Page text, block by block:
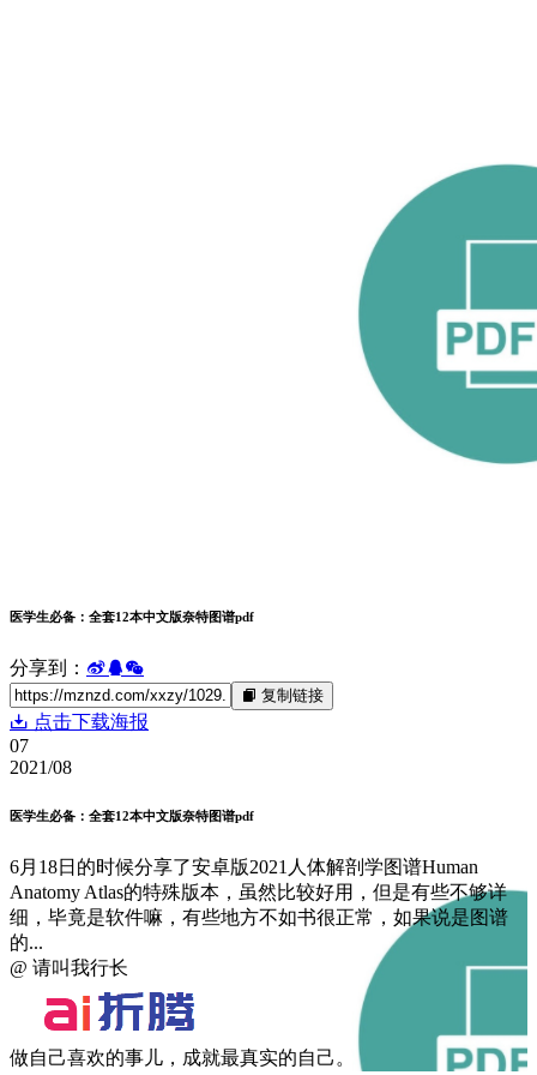
医学生必备：全套12本中文版奈特图谱pdf
分享到：
复制链接
点击下载海报
07
2021/08
医学生必备：全套12本中文版奈特图谱pdf
6月18日的时候分享了安卓版2021人体解剖学图谱Human
Anatomy Atlas的特殊版本，虽然比较好用，但是有些不够详
细，毕竟是软件嘛，有些地方不如书很正常，如果说是图谱
的...
@ 请叫我行长
做自己喜欢的事儿，成就最真实的自己。